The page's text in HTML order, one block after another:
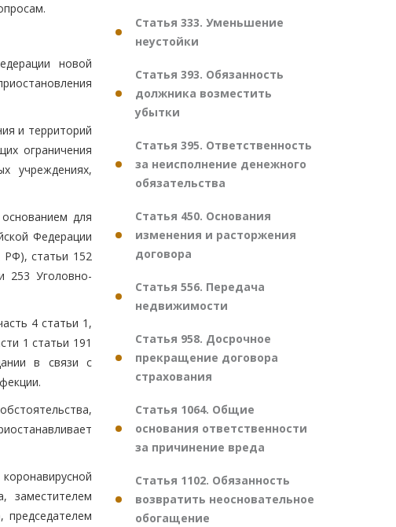
новой
и территорий
ограничения
учреждениях,
для
Федерации
РФ), статьи 152
253 Уголовно-
4 статьи 1,
1 статьи 191
в связи с
заместителем
Статья 333. Уменьшение
неустойки
Статья 393. Обязанность
должника возместить
убытки
Статья 395. Ответственность
за неисполнение денежного
обязательства
Статья 450. Основания
изменения и расторжения
договора
Статья 556. Передача
недвижимости
Статья 958. Досрочное
прекращение договора
страхования
Статья 1064. Общие
основания ответственности
за причинение вреда
Статья 1102. Обязанность
возвратить неосновательное
обогащение